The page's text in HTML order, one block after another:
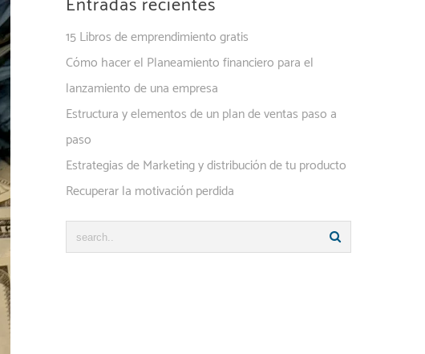
15 Libros de emprendimiento gratis
Cómo hacer el Planeamiento financiero para el
lanzamiento de una empresa
Estructura y elementos de un plan de ventas paso a
paso
Estrategias de Marketing y distribución de tu producto
Recuperar la motivación perdida